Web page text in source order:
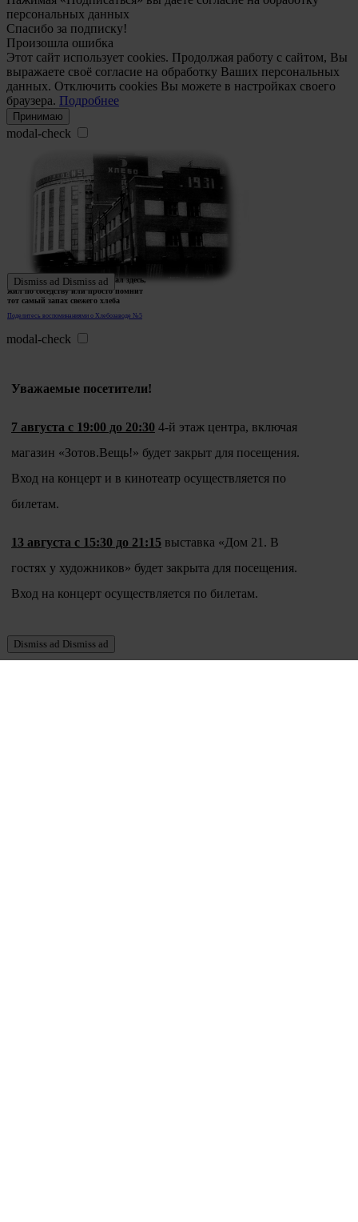
персональных данных
Спасибо за подписку!
Произошла ошибка
Этот сайт использует cookies. Продолжая работу с сайтом, Вы
выражаете своё согласие на обработку Ваших персональных
данных. Отключить cookies Вы можете в настройках своего
браузера. Подробнее
Принимаю
modal-check
Поделитесь воспоминаниями о Хлебозаводе №5
Ждем истории тех, кто работал здесь,
жил по соседству или просто помнит
тот самый запах свежего хлеба
Dismiss ad Dismiss ad
modal-check
Уважаемые посетители!
7 августа с 19:00 до 20:30 4-й этаж центра, включая
магазин «Зотов.Вещь!» будет закрыт для посещения.
Вход на концерт и в кинотеатр осуществляется по
билетам.
13 августа с 15:30 до 21:15 выставка «Дом 21. В
гостях у художников» будет закрыта для посещения.
Вход на концерт осуществляется по билетам.
Dismiss ad Dismiss ad